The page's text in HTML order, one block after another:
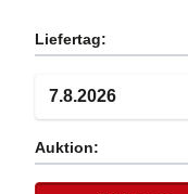
Liefertag:
Auktion: